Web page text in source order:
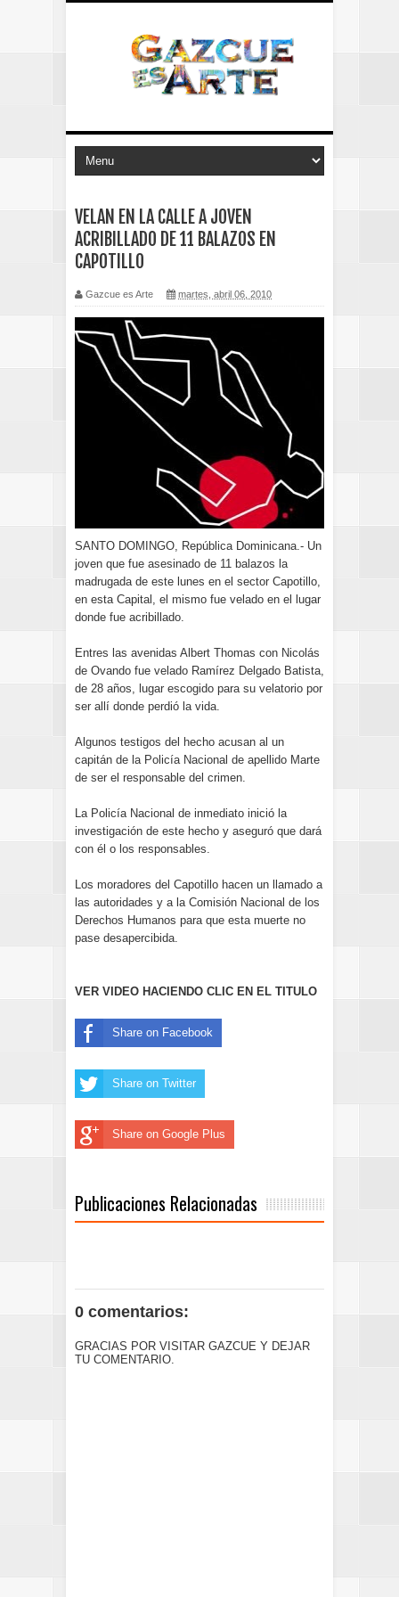
VELAN EN LA CALLE A JOVEN
ACRIBILLADO DE 11 BALAZOS EN
CAPOTILLO
Gazcue es Arte martes, abril 06, 2010
SANTO DOMINGO, República Dominicana.- Un
joven que fue asesinado de 11 balazos la
madrugada de este lunes en el sector Capotillo,
en esta Capital, el mismo fue velado en el lugar
donde fue acribillado.
Entres las avenidas Albert Thomas con Nicolás
de Ovando fue velado Ramírez Delgado Batista,
de 28 años, lugar escogido para su velatorio por
ser allí donde perdió la vida.
Algunos testigos del hecho acusan al un
capitán de la Policía Nacional de apellido Marte
de ser el responsable del crimen.
La Policía Nacional de inmediato inició la
investigación de este hecho y aseguró que dará
con él o los responsables.
Los moradores del Capotillo hacen un llamado a
las autoridades y a la Comisión Nacional de los
Derechos Humanos para que esta muerte no
pase desapercibida.
VER VIDEO HACIENDO CLIC EN EL TITULO
Share on Facebook
Share on Twitter
Share on Google Plus
Publicaciones Relacionadas
0 comentarios:
GRACIAS POR VISITAR GAZCUE Y DEJAR
TU COMENTARIO.